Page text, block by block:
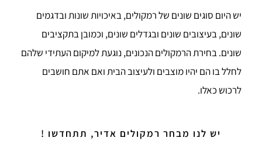
יש היום סוגים שונים של רמקולים, באיכויות שונות ובדגמים
שונים, בעיצובים שונים ובגדלים שונים, וכמובן בתקציבים
שונים. בחירת הרמקולים הנכונים, נוגעת למיקום העתידי שלהם
לחלל בו הם יהיו מוצבים ולעיצוב הבית ואם אתם חושבים
לרכוש כאלו.
יש לנו מבחר רמקולים אדיר, תתחדשו !